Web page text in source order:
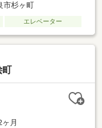
市杉ヶ町
エレベーター
町
ヶ月